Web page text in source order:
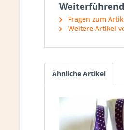
Fragen zum
Weitere Artikel
Ähnliche Artikel